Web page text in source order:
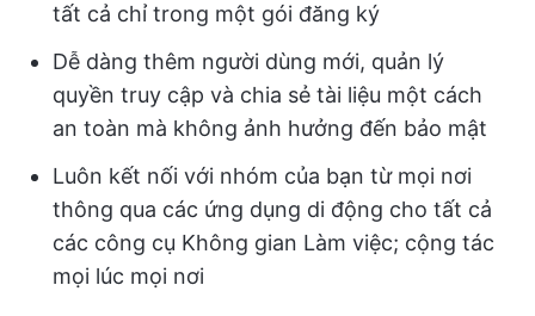
tất cả chỉ trong một gói đăng ký
Dễ dàng thêm người dùng mới, quản lý
quyền truy cập và chia sẻ tài liệu một cách
an toàn mà không ảnh hưởng đến bảo mật
Luôn kết nối với nhóm của bạn từ mọi nơi
thông qua các ứng dụng di động cho tất cả
các công cụ Không gian Làm việc; cộng tác
mọi lúc mọi nơi